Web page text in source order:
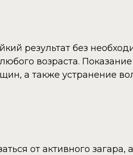
результат без
возраста.
а также устранение
от активного